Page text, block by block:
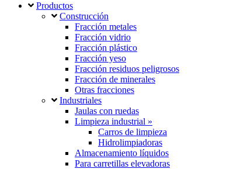
Productos
Construcción
Fracción metales
Fracción vidrio
Fracción plástico
Fracción yeso
Fracción residuos peligrosos
Fracción de minerales
Otras fracciones
Industriales
Jaulas con ruedas
Limpieza industrial »
Carros de limpieza
Hidrolimpiadoras
Almacenamiento líquidos
Para carretillas elevadoras